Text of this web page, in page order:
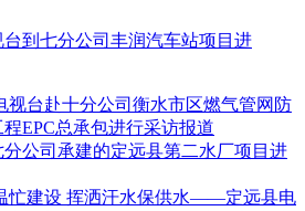
到七分公司丰润汽车站项目进
视台赴十分公司衡水市区燃气管网防
EPC总承包进行采访报道
公司承建的定远县第二水厂项目进
忙建设 挥洒汗水保供水——定远县电